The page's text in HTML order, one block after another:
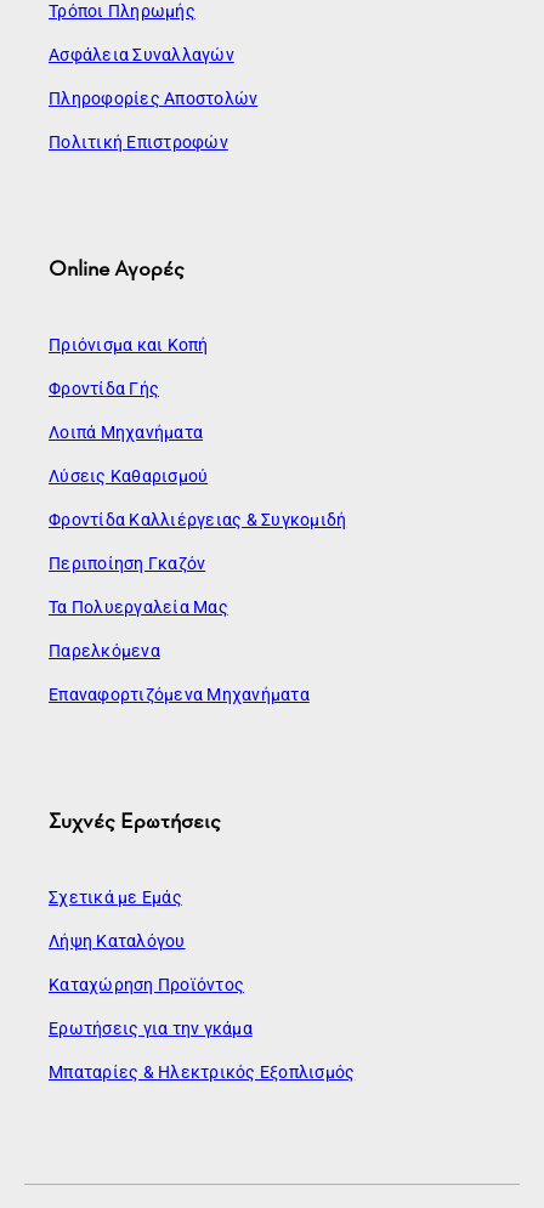
Τρόποι Πληρωμής
Ασφάλεια Συναλλαγών
Πληροφορίες Αποστολών
Πολιτική Επιστροφών
Online Αγορές
Πριόνισμα και Κοπή
Φροντίδα Γής
Λοιπά Μηχανήματα
Λύσεις Καθαρισμού
Φροντίδα Καλλιέργειας & Συγκομιδή
Περιποίηση Γκαζόν
Τα Πολυεργαλεία Μας
Παρελκόμενα
Επαναφορτιζόμενα Μηχανήματα
Συχνές Ερωτήσεις
Σχετικά με Εμάς
Λήψη Καταλόγου
Καταχώρηση Προϊόντος
Ερωτήσεις για την γκάμα
Μπαταρίες & Ηλεκτρικός Εξοπλισμός